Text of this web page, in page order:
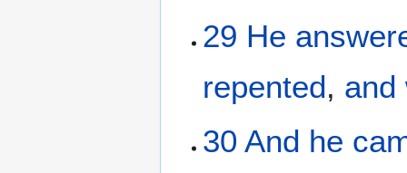
29 He
repented, and
30 And he